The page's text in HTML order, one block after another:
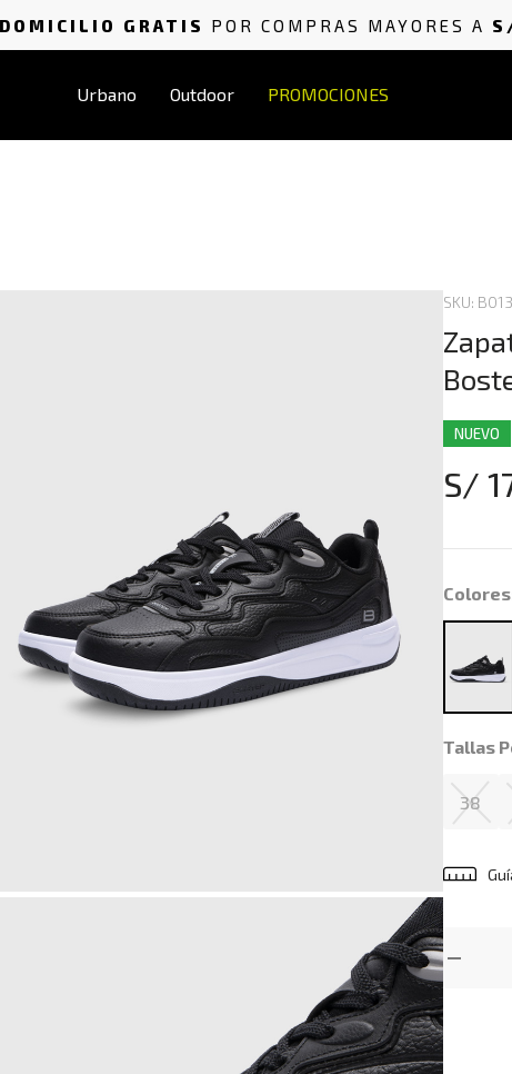
GRATIS POR COMPRAS MAYORES A
Urbano Outdoor PROMOCIONES
SKU:
NUEVO
S/
Tallas
38